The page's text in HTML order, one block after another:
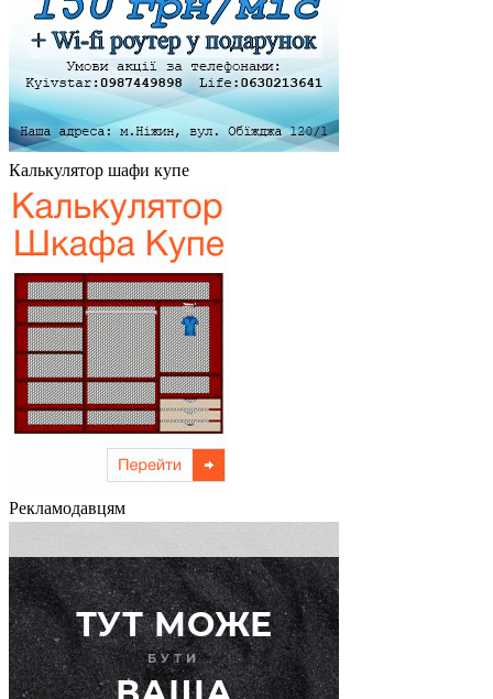
Калькулятор шафи купе
Рекламодавцям